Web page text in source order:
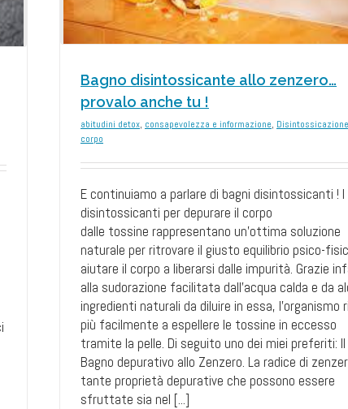
Bagno disintossicante allo zenzero…
provalo anche tu !
abitudini detox, consapevolezza e informazione,
corpo
E continuiamo a parlare di bagni disintossicanti ! I
disintossicanti per depurare il corpo
dalle tossine rappresentano un'ottima soluzione
naturale per ritrovare il giusto equilibrio psico-
aiutare il corpo a liberarsi dalle impurità. Grazie
alla sudorazione facilitata dall'acqua calda e da
ingredienti naturali da diluire in essa, l'organismo
più facilmente a espellere le tossine in eccesso
tramite la pelle. Di seguito uno dei miei preferiti: Il
Bagno depurativo allo Zenzero. La radice di
tante proprietà depurative che possono essere
sfruttate sia nel [...]